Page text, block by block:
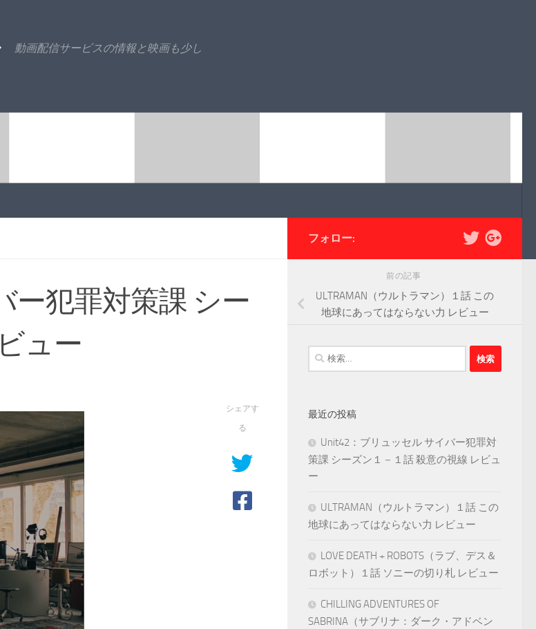
動画配信サービスの情報と映画も少し
ー犯罪対策課 シー
ュー
シェアす
る
フォロー:
前の記事
ULTRAMAN（ウルトラマン）１話 この
地球にあってはならない力 レビュー
検
索:
最近の投稿
Unit42：ブリュッセル サイバー犯罪対
策課 シーズン１－１話 殺意の視線 レビュ
ー
ULTRAMAN（ウルトラマン）１話 この
地球にあってはならない力 レビュー
LOVE DEATH + ROBOTS（ラブ、デス＆
ロボット）１話 ソニーの切り札 レビュー
CHILLING ADVENTURES OF
SABRINA（サブリナ：ダーク・アドベン